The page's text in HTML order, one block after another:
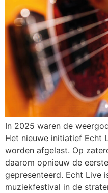
In 2025 waren de
Het nieuwe initiatief Echt
worden afgelast. Op
daarom opnieuw de
gepresenteerd. Echt Live
muziekfestival in de